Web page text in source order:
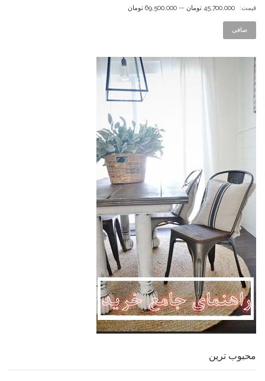
صافی
قيمت: 45,700,000 تومان — 69,500,000 تومان
محبوب ترین